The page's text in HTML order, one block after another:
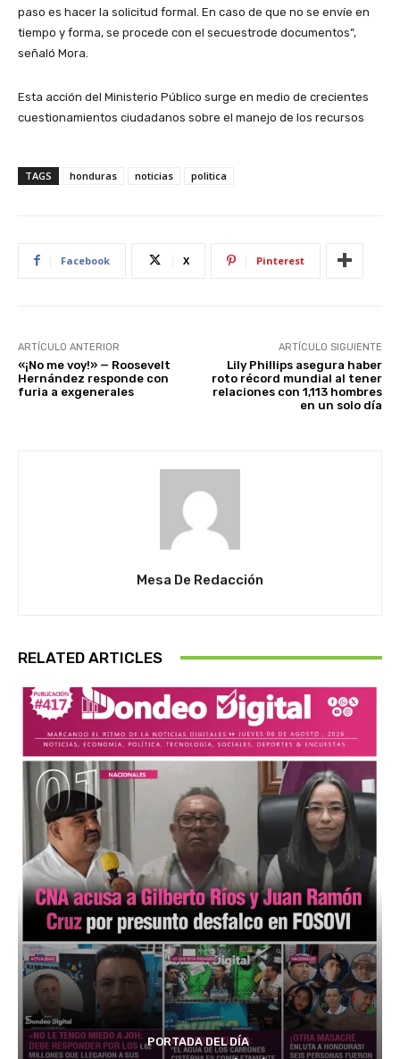
paso es hacer la solicitud formal. En caso de que no se envíe en
tiempo y forma, se procede con el secuestrode documentos”,
señaló Mora.
Esta acción del Ministerio Público surge en medio de crecientes
cuestionamientos ciudadanos sobre el manejo de los recursos
TAGS honduras noticias politica
Facebook X Pinterest
ARTÍCULO ANTERIOR
«¡No me voy!» — Roosevelt
Hernández responde con
furia a exgenerales
ARTÍCULO SIGUIENTE
Lily Phillips asegura haber
roto récord mundial al tener
relaciones con 1,113 hombres
en un solo día
Mesa De Redacción
RELATED ARTICLES
PORTADA DEL DÍA